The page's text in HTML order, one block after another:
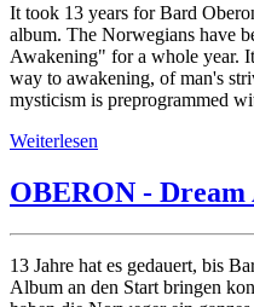
It took 13 years for Bard
album. The Norwegians have
Awakening" for a whole year.
way to awakening, of man's
mysticism is preprogrammed
Weiterlesen
OBERON - Dream
13 Jahre hat es gedauert, bis
Album an den Start bringen